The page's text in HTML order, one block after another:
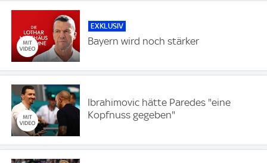
EXKLUSIV
Bayern wird noch stärker
Ibrahimovic hätte Paredes "eine
Kopfnuss gegeben"